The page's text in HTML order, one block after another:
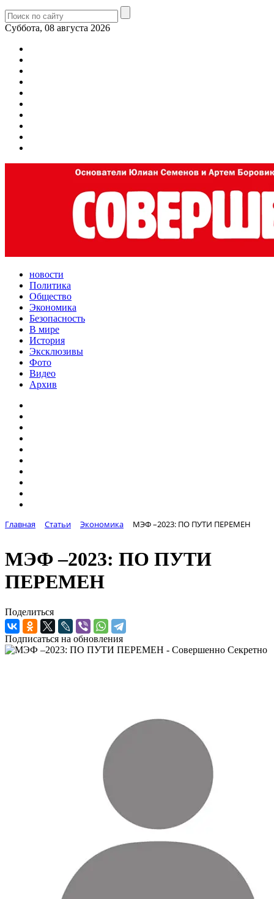
Суббота, 08 августа 2026
новости
Политика
Общество
Экономика
Безопасность
В мире
История
Эксклюзивы
Фото
Видео
Архив
Главная Статьи Экономика МЭФ –2023: ПО ПУТИ ПЕРЕМЕН
МЭФ –2023: ПО ПУТИ
ПЕРЕМЕН
Поделиться
Подписаться на обновления